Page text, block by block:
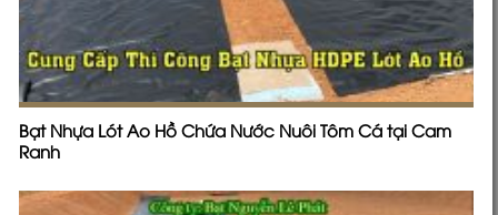
Bạt Nhựa Lót Ao Hồ Chứa Nước Nuôi Tôm Cá tại Cam
Ranh